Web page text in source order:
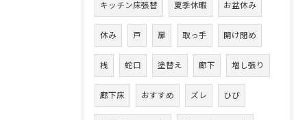
キッチン床張替 夏季休暇 お盆休み
休み 戸 扉 取っ手 開け閉め
桟 蛇口 塗替え 廊下 増し張り
廊下床 おすすめ ズレ ひび